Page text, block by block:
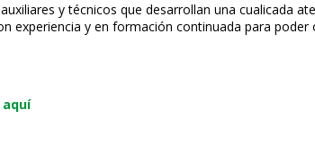
y técnicos que desarrollan una cualificada
experiencia y en formación continuada para
aquí